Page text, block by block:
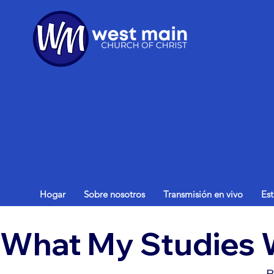
Hogar Sobre nosotros Transmisión en vivo
What My Studies